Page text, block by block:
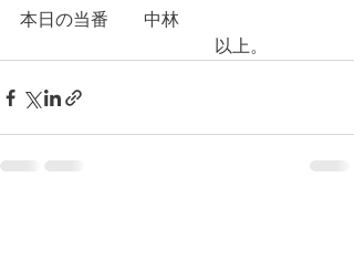
本日の当番　　中林
以上。